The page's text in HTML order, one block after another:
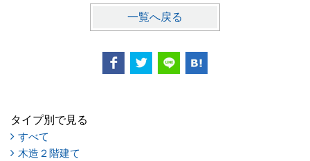
一覧へ戻る
タイプ別で見る
すべて
木造２階建て